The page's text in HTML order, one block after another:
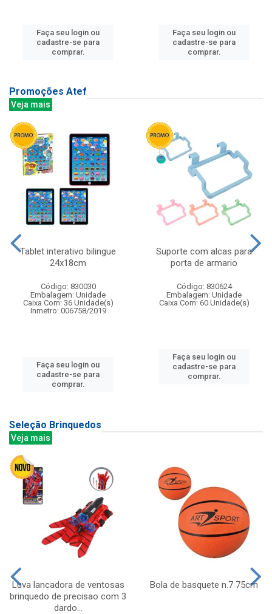
Faça seu login ou
cadastre-se para
comprar.
Faça seu login ou
cadastre-se para
comprar.
Promoções Atef
Veja mais
Tablet interativo bilingue
24x18cm
Código: 830030
Embalagem: Unidade
Caixa Com: 36 Unidade(s)
Inmetro: 006758/2019
Faça seu login ou
cadastre-se para
comprar.
Suporte com alcas para
porta de armario
Código: 830624
Embalagem: Unidade
Caixa Com: 60 Unidade(s)
Faça seu login ou
cadastre-se para
comprar.
Seleção Brinquedos
Veja mais
Luva lancadora de ventosas
brinquedo de precisao com 3
dardo...
Bola de basquete n.7 75cm